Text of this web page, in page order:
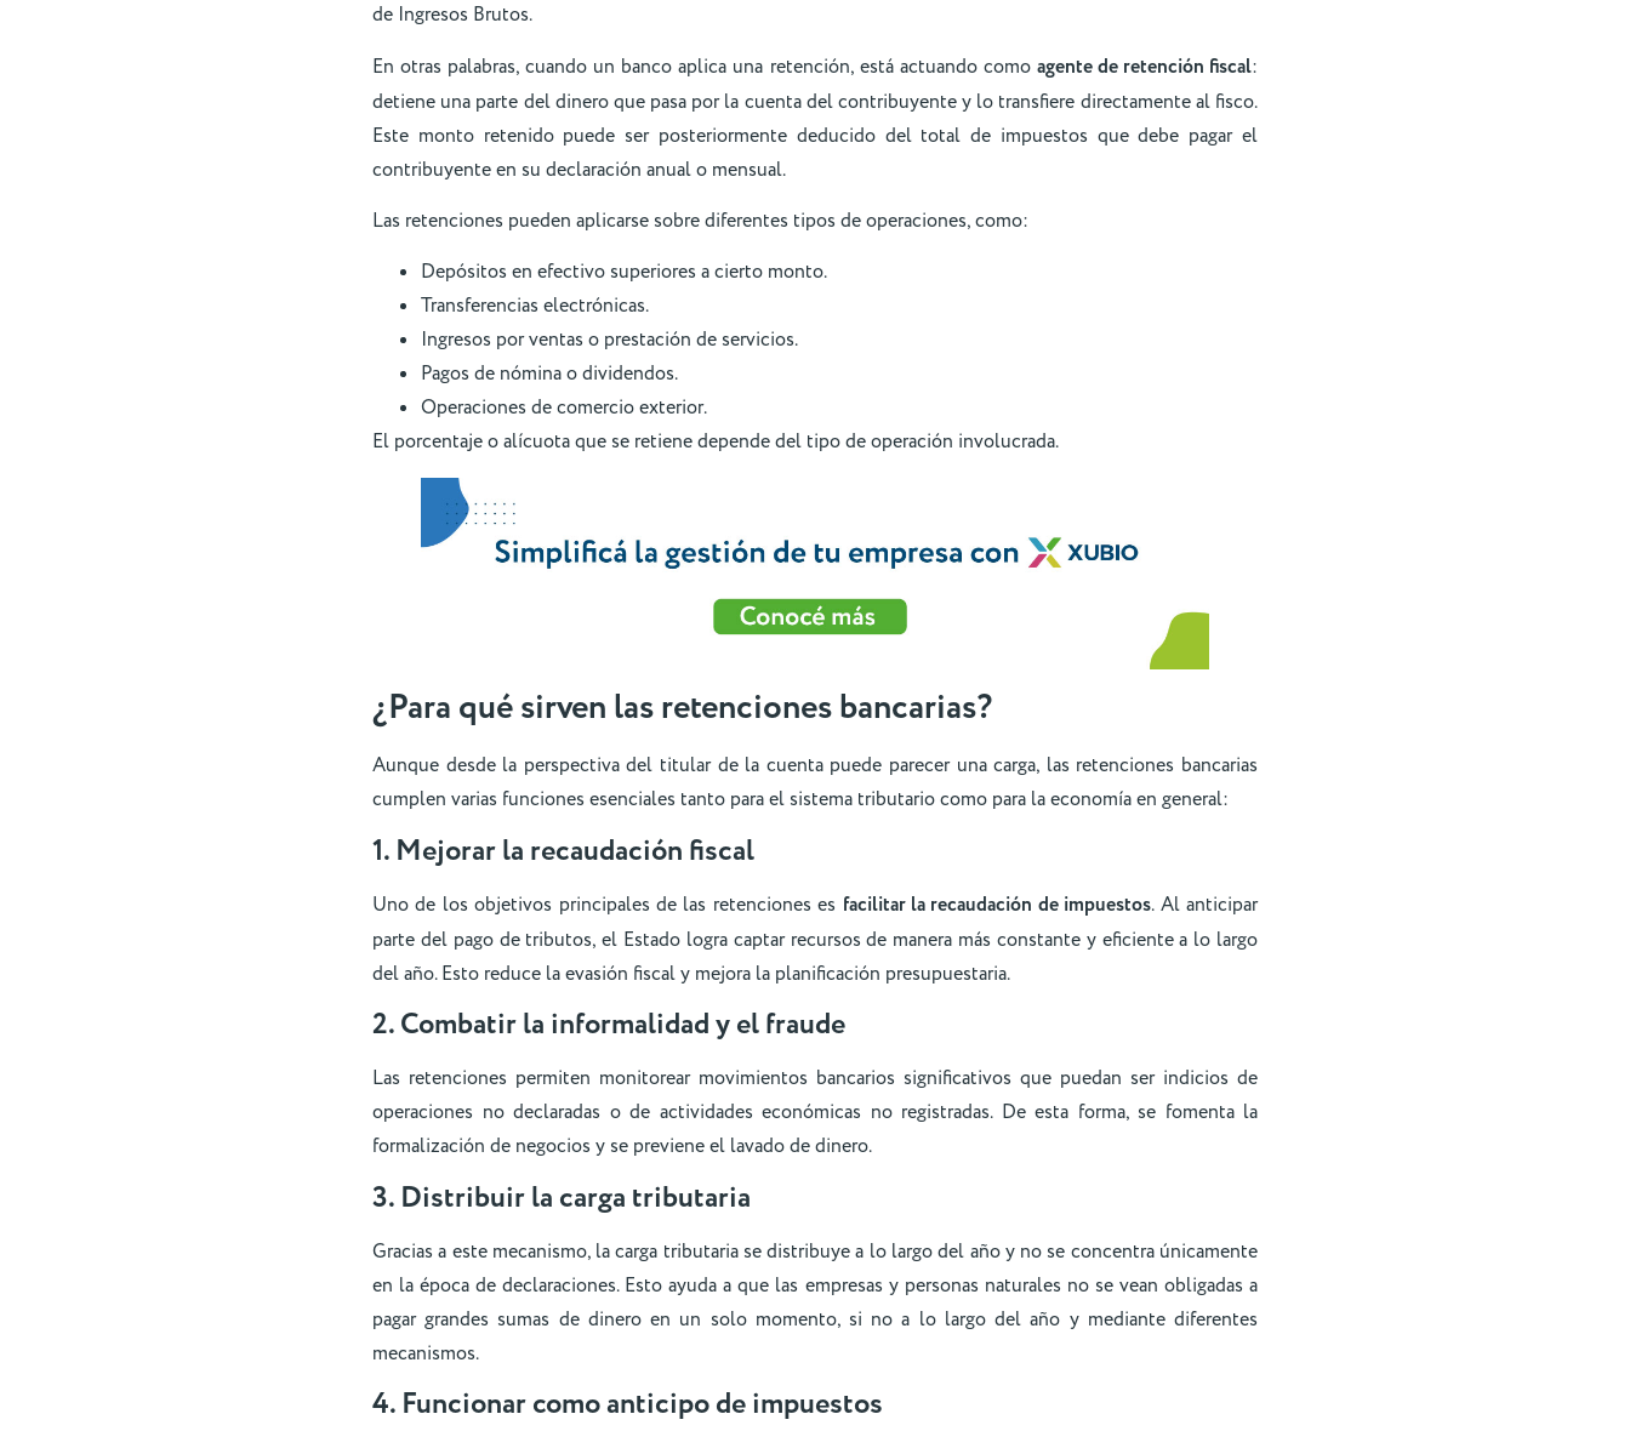
de Ingresos Brutos.
En otras palabras, cuando un banco aplica una retención, está actuando como agente de retención fiscal:
detiene una parte del dinero que pasa por la cuenta del contribuyente y lo transfiere directamente al fisco.
Este monto retenido puede ser posteriormente deducido del total de impuestos que debe pagar el
contribuyente en su declaración anual o mensual.
Las retenciones pueden aplicarse sobre diferentes tipos de operaciones, como:
Depósitos en efectivo superiores a cierto monto.
Transferencias electrónicas.
Ingresos por ventas o prestación de servicios.
Pagos de nómina o dividendos.
Operaciones de comercio exterior.
El porcentaje o alícuota que se retiene depende del tipo de operación involucrada.
¿Para qué sirven las retenciones bancarias?
Aunque desde la perspectiva del titular de la cuenta puede parecer una carga, las retenciones bancarias
cumplen varias funciones esenciales tanto para el sistema tributario como para la economía en general:
1. Mejorar la recaudación fiscal
Uno de los objetivos principales de las retenciones es facilitar la recaudación de impuestos. Al anticipar
parte del pago de tributos, el Estado logra captar recursos de manera más constante y eficiente a lo largo
del año. Esto reduce la evasión fiscal y mejora la planificación presupuestaria.
2. Combatir la informalidad y el fraude
Las retenciones permiten monitorear movimientos bancarios significativos que puedan ser indicios de
operaciones no declaradas o de actividades económicas no registradas. De esta forma, se fomenta la
formalización de negocios y se previene el lavado de dinero.
3. Distribuir la carga tributaria
Gracias a este mecanismo, la carga tributaria se distribuye a lo largo del año y no se concentra únicamente
en la época de declaraciones. Esto ayuda a que las empresas y personas naturales no se vean obligadas a
pagar grandes sumas de dinero en un solo momento, si no a lo largo del año y mediante diferentes
mecanismos.
4. Funcionar como anticipo de impuestos